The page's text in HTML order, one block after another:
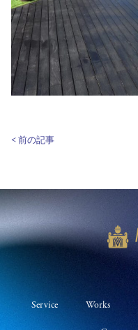
< 前の記事
Service Works